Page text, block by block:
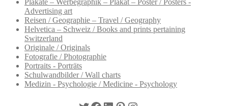
Advertising art
Reisen / Geographie – Travel / Geography
Helvetica – Schweiz / Books and prints pertaining
Switzerland
Originale / Originals
Fotografie / Photographie
Portraits - Porträts
Schulwandbilder / Wall charts
Medizin - Psychologie / Medicine - Psychology